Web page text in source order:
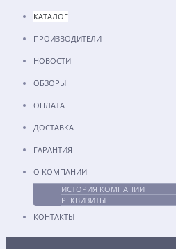
КАТАЛОГ
ПРОИЗВОДИТЕЛИ
НОВОСТИ
ОБЗОРЫ
ОПЛАТА
ДОСТАВКА
ГАРАНТИЯ
О КОМПАНИИ
ИСТОРИЯ КОМПАНИИ
РЕКВИЗИТЫ
КОНТАКТЫ